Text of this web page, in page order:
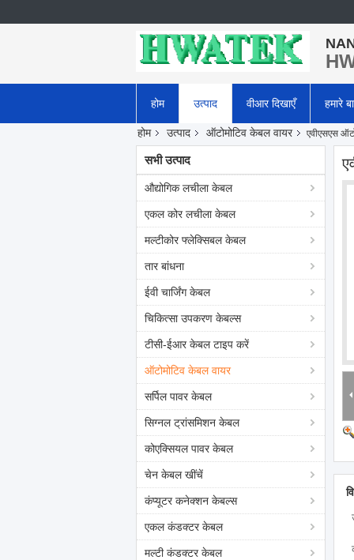
होम उत्पाद वीआर दिखाएँ हमारे
होम उत्पाद ऑटोमोटिव केबल वायर एवीएसएस
सभी उत्पाद
औद्योगिक लचीला केबल
एकल कोर लचीला केबल
मल्टीकोर फ्लेक्सिबल केबल
तार बांधना
ईवी चार्जिंग केबल
चिकित्सा उपकरण केबल्स
टीसी-ईआर केबल टाइप करें
ऑटोमोटिव केबल वायर
सर्पिल पावर केबल
सिग्नल ट्रांसमिशन केबल
कोएक्सियल पावर केबल
चेन केबल खींचें
कंप्यूटर कनेक्शन केबल्स
एकल कंडक्टर केबल
मल्टी कंडक्टर केबल